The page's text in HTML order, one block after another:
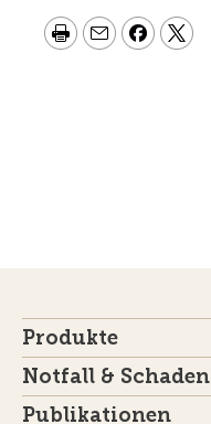
Produkte
Notfall & Schaden
Publikationen